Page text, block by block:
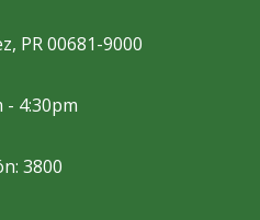
PR 00681-9000
- 4:30pm
3800